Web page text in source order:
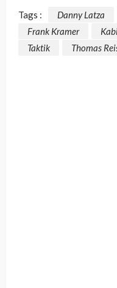
Tags : Danny Latza
Frank Kramer
Taktik
Thomas